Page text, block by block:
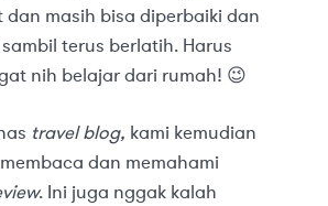
masih bisa diperbaiki dan
terus berlatih. Harus
nih belajar dari rumah! 😉
travel blog, kami kemudian
dan memahami
. Ini juga nggak kalah